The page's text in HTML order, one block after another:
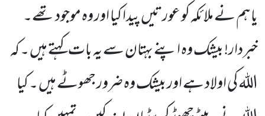
یا ہم نے ملائکہ کو عورتیں پیدا کیا اور وہ موجود تھے۔
خبردار! بیشک وہ اپنے بہتان سے یہ بات کہتے ہیں ۔ کہ
اللہ کی اولاد ہے اور بیشک وہ ضرور جھوٹے ہیں ۔ کیا